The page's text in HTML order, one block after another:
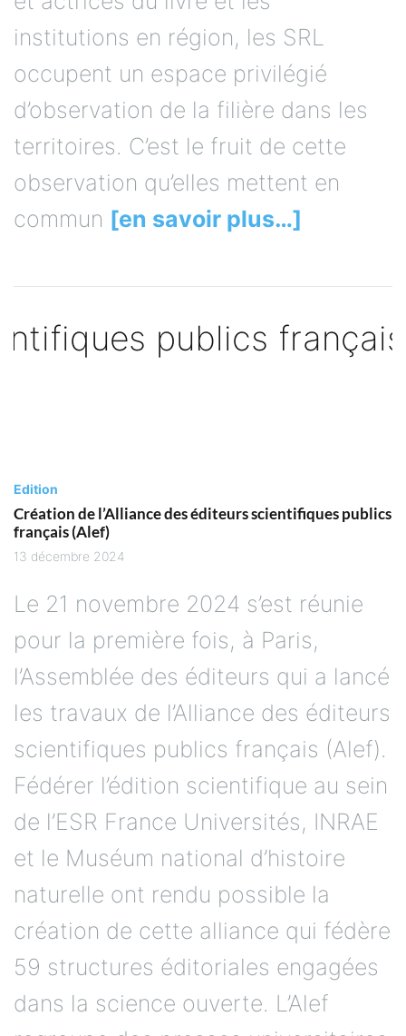
institutions en région, les SRL
occupent un espace privilégié
d’observation de la filière dans les
territoires. C’est le fruit de cette
observation qu’elles mettent en
commun[en savoir plus…]
Création de l’Alliance des éditeurs scientifiques publics
français (Alef)
13 décembre 2024
pour la première fois, à Paris,
l’Assemblée des éditeurs qui a lancé
les travaux de l’Alliance des éditeurs
scientifiques publics français (Alef).
Fédérer l’édition scientifique au sein
de l’ESR France Universités, INRAE
et le Muséum national d’histoire
naturelle ont rendu possible la
création de cette alliance qui fédère
59 structures éditoriales engagées
dans la science ouverte. L’Alef
regroupe des presses universitaires